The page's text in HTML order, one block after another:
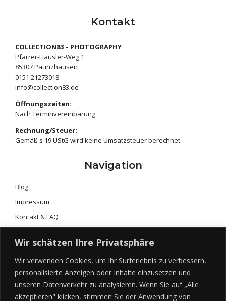
Wir schätzen Ihre Privatsphäre
Wir verwenden Cookies, um Ihr Surferlebnis zu verbessern,
personalisierte Anzeigen oder Inhalte einzusetzen und
unseren Datenverkehr zu analysieren. Wenn Sie auf „Alle
akzeptieren" klicken, stimmen Sie der Anwendung von
Kontakt
COLLECTION83 – PHOTOGRAPHY
Pfarrer-Häusler-Weg 1
85307 Paunzhausen
‭0151 21273018‬
info@collection83.de
Öffnungszeiten:
Nach Terminvereinbarung
Rechnung/Steuer:
Gemäß § 19 UStG wird keine Umsatzsteuer berechnet.
Navigation
Blog
Impressum
Kontakt & FAQ
Preise & Leistungen
Shop
Über mich
Willkommen 2017